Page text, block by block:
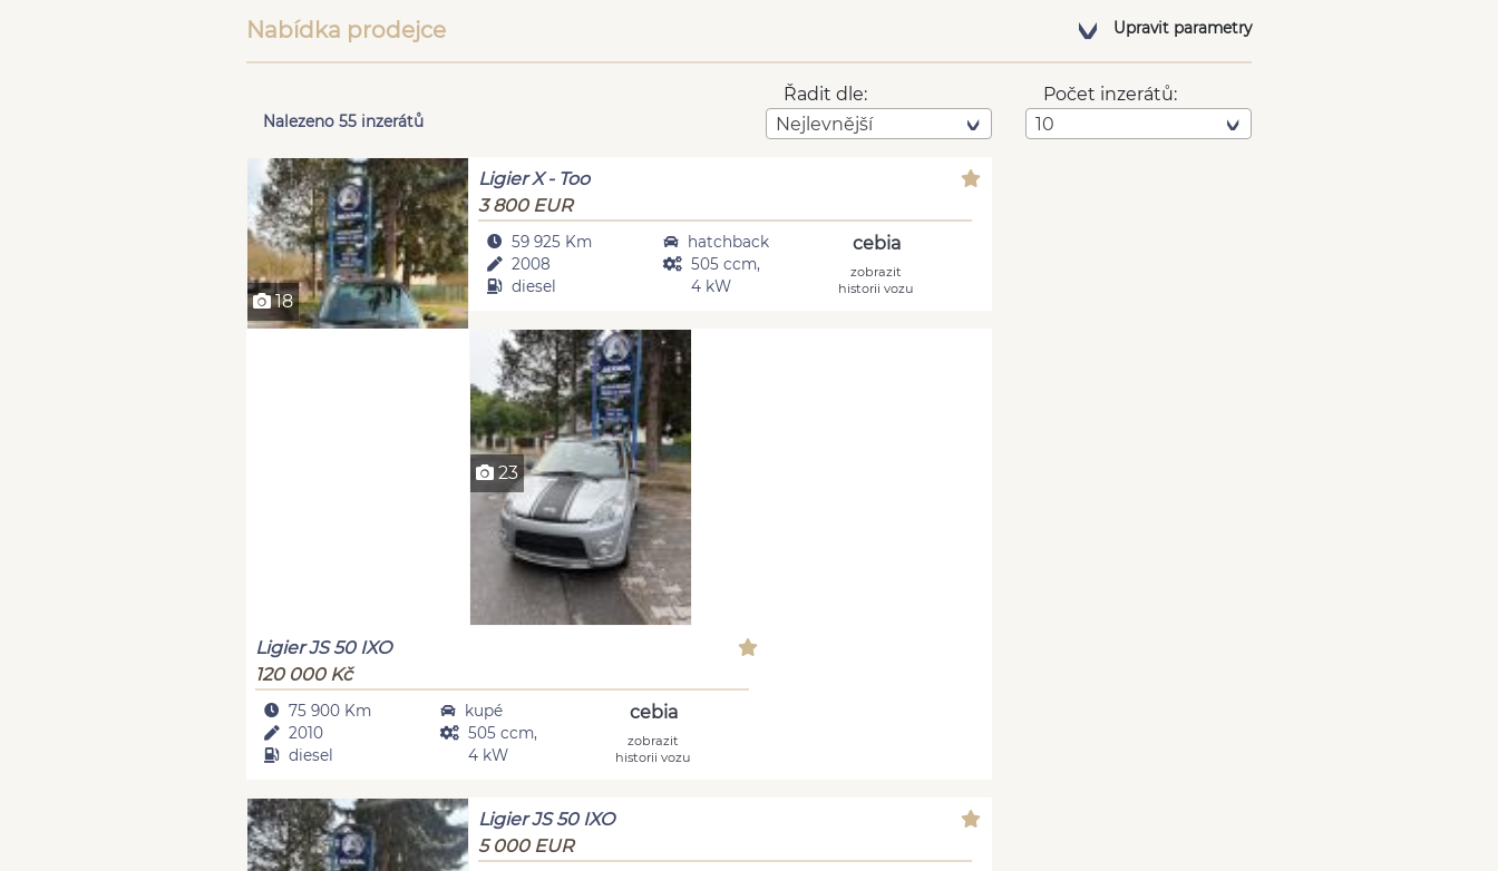
Nabídka prodejce Upravit parametry
Nalezeno 55 inzerátů
Řadit dle:
Nejlevnější
Počet inzerátů:
10
18
Ligier X - Too
3 800 EUR
59 925 Km
2008
diesel
hatchback
505 ccm,
4 kW
cebia
zobrazit
historii vozu
23
Ligier JS 50 IXO
120 000 Kč
75 900 Km
2010
diesel
kupé
505 ccm,
4 kW
cebia
zobrazit
historii vozu
Ligier JS 50 IXO
5 000 EUR